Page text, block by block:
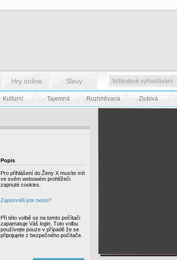
Hry online Slevy
Kulturní Tajemná Rozhněvaná Zlobivá
Popis
Pro přihlášení do Ženy X musíte mít
ve svém webowém prohlížeči
zapnuté cookies.
Zapomněli jste heslo?
Při této volbě se na tomto počítači
zapamatuje Váš login. Tuto volbu
používejte pouze v případě že se
připojujete z bezpečného počítače.